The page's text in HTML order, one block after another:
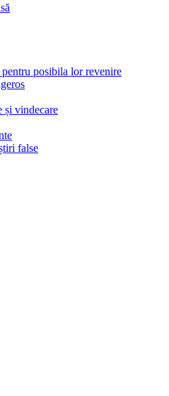
posibila lor revenire
și vindecare
false